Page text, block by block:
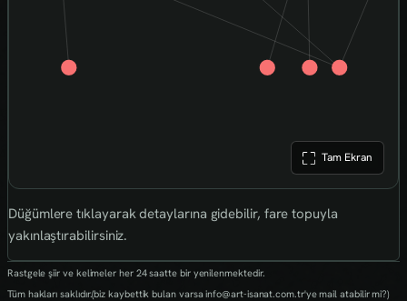
Tam Ekran
Düğümlere tıklayarak detaylarına gidebilir, fare topuyla
yakınlaştırabilirsiniz.
Rastgele şiir ve kelimeler her 24 saatte bir yenilenmektedir.
Tüm hakları saklıdır.(biz kaybettik bulan varsa info@art-isanat.com.tr'ye mail atabilir mi?)